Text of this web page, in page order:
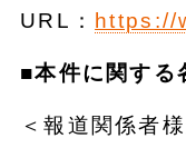
URL： https://
■本件に関する
＜報道関係者